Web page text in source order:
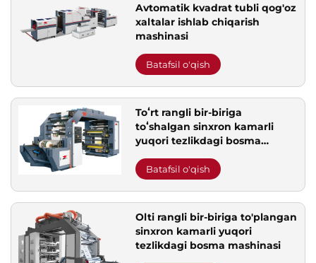
Avtomatik kvadrat tubli qog'oz
xaltalar ishlab chiqarish
mashinasi
Batafsil o'qish
Toʻrt rangli bir-biriga
toʻshalgan sinxron kamarli
yuqori tezlikdagi bosma
Batafsil o'qish
Olti rangli bir-biriga to'plangan
sinxron kamarli yuqori
tezlikdagi bosma mashinasi